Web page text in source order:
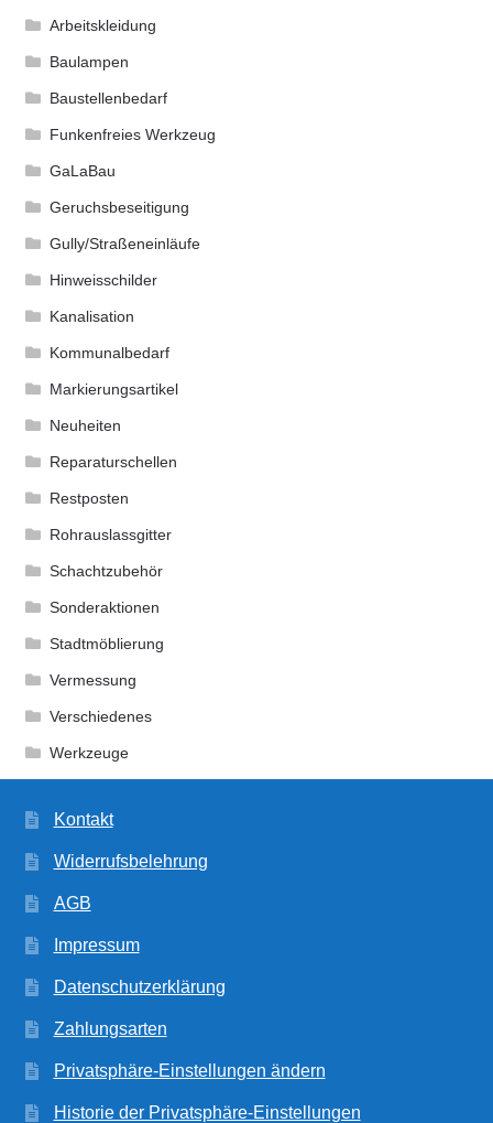
Stadtmöblierung
Verschiedenes
Werkzeuge
Arbeitskleidung
Baulampen
Baustellenbedarf
Funkenfreies Werkzeug
GaLaBau
Geruchsbeseitigung
Gully/Straßeneinläufe
Hinweisschilder
Kanalisation
Kommunalbedarf
Markierungsartikel
Neuheiten
Reparaturschellen
Restposten
Rohrauslassgitter
Schachtzubehör
Sonderaktionen
Stadtmöblierung
Vermessung
Verschiedenes
Werkzeuge
Kontakt
Widerrufsbelehrung
AGB
Impressum
Datenschutzerklärung
Zahlungsarten
Privatsphäre-Einstellungen ändern
Historie der Privatsphäre-Einstellungen